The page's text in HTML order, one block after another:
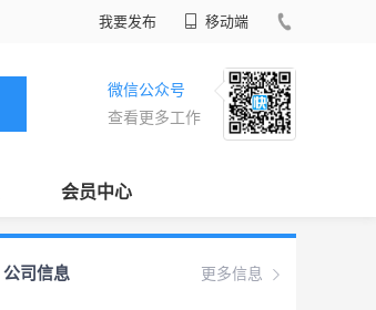
我要发布 移动端
微信公众号
查看更多工作
会员中心
更多信息
公司信息